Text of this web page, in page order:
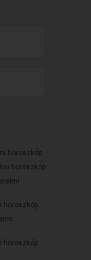
horoszkóp
horoszkóp
horoszkóp
horoszkóp